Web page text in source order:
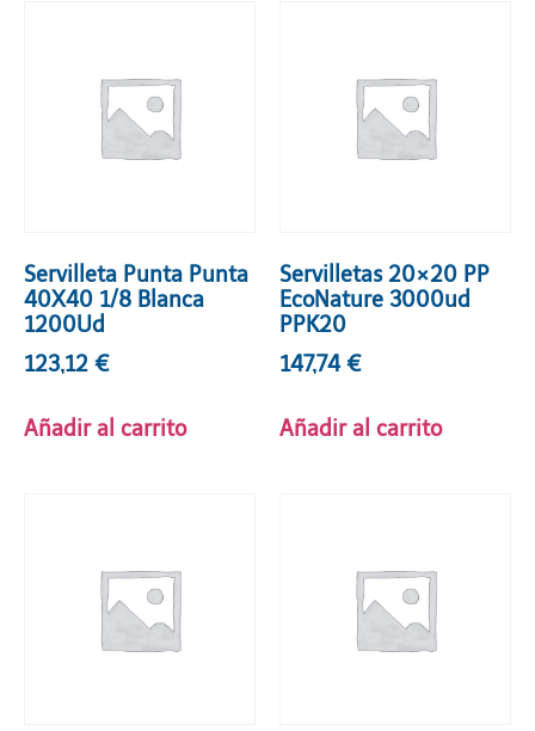
Servilleta Punta Punta
40X40 1/8 Blanca
1200Ud
123,12 €
Añadir al carrito
Servilletas 20×20 PP
EcoNature 3000ud
PPK20
147,74€
Añadir al carrito